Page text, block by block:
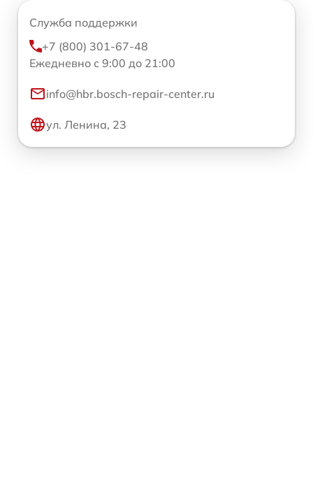
Служба поддержки
+7 (800) 301-67-48
Ежедневно с 9:00 до 21:00
info@hbr.bosch-repair-center.ru
ул. Ленина, 23